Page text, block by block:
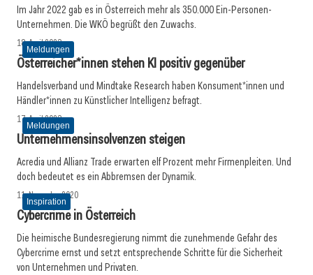
Im Jahr 2022 gab es in Österreich mehr als 350.000 Ein-Personen-
Unternehmen. Die WKÖ begrüßt den Zuwachs.
Meldungen
18. April 2023
Österreicher*innen stehen KI positiv gegenüber
Handelsverband und Mindtake Research haben Konsument*innen und
Händler*innen zu Künstlicher Intelligenz befragt.
Meldungen
17. April 2023
Unternehmensinsolvenzen steigen
Acredia und Allianz Trade erwarten elf Prozent mehr Firmenpleiten. Und
doch bedeutet es ein Abbremsen der Dynamik.
Inspiration
11. November 2020
Cybercrime in Österreich
Die heimische Bundesregierung nimmt die zunehmende Gefahr des
Cybercrime ernst und setzt entsprechende Schritte für die Sicherheit
von Unternehmen und Privaten.